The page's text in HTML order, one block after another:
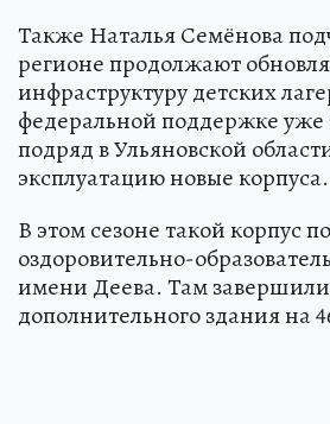
Также Наталья Семёнова
регионе продолжают
инфраструктуру детских
федеральной поддержке уже
подряд в Ульяновской
эксплуатацию новые корпуса.
В этом сезоне такой корпус
оздоровительно-
имени Деева. Там завершили
дополнительного здания на